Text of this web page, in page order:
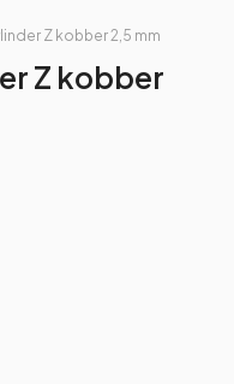
Z kobber 2,5 mm
Z kobber